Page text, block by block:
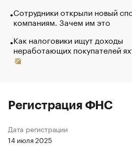
Сотрудники открыли новый
компаниям. Зачем им это
Как налоговики ищут доходы
неработающих покупателей
Регистрация ФНС
Дата регистрации
14 июля 2025